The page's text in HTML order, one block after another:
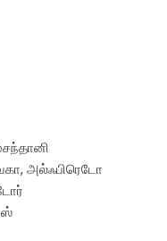
அல்ஃபிரெடோ